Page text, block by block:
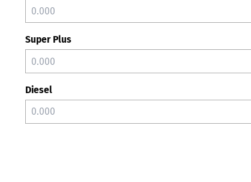
Super Plus
Diesel